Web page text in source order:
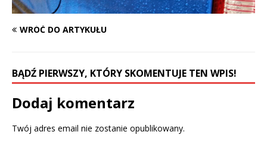
WRÓĆ DO ARTYKUŁU
BĄDŹ PIERWSZY, KTÓRY SKOMENTUJE TEN WPIS!
Dodaj komentarz
Twój adres email nie zostanie opublikowany.